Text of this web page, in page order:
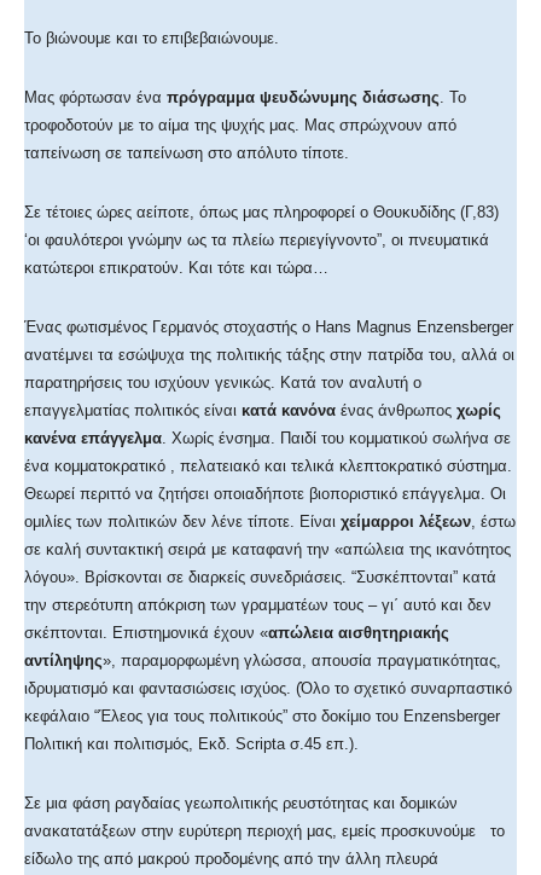
Το βιώνουμε και το επιβεβαιώνουμε.
Μας φόρτωσαν ένα πρόγραμμα ψευδώνυμης διάσωσης . Το
τροφοδοτούν με το αίμα της ψυχής μας. Μας σπρώχνουν από
ταπείνωση σε ταπείνωση στο απόλυτο τίποτε.
Σε τέτοιες ώρες αείποτε, όπως μας πληροφορεί ο Θουκυδίδης (Γ,83)
‘οι φαυλότεροι γνώμην ως τα πλείω περιεγίγνοντο”, οι πνευματικά
κατώτεροι επικρατούν. Και τότε και τώρα…
Ένας φωτισμένος Γερμανός στοχαστής ο Hans Magnus Enzensberger
ανατέμνει τα εσώψυχα της πολιτικής τάξης στην πατρίδα του, αλλά οι
παρατηρήσεις του ισχύουν γενικώς. Κατά τον αναλυτή ο
επαγγελματίας πολιτικός είναι κατά κανόνα ένας άνθρωπος χωρίς
κανένα επάγγελμα . Χωρίς ένσημα. Παιδί του κομματικού σωλήνα σε
ένα κομματοκρατικό , πελατειακό και τελικά κλεπτοκρατικό σύστημα.
Θεωρεί περιττό να ζητήσει οποιαδήποτε βιοποριστικό επάγγελμα. Οι
ομιλίες των πολιτικών δεν λένε τίποτε. Είναι χείμαρροι λέξεων , έστω
σε καλή συντακτική σειρά με καταφανή την «απώλεια της ικανότητος
λόγου». Βρίσκονται σε διαρκείς συνεδριάσεις. “Συσκέπτονται” κατά
την στερεότυπη απόκριση των γραμματέων τους – γι΄ αυτό και δεν
σκέπτονται. Επιστημονικά έχουν «απώλεια αισθητηριακής
αντίληψης», παραμορφωμένη γλώσσα, απουσία πραγματικότητας,
ιδρυματισμό και φαντασιώσεις ισχύος. (Όλο το σχετικό συναρπαστικό
κεφάλαιο “Έλεος για τους πολιτικούς” στο δοκίμιο του Enzensberger
Πολιτική και πολιτισμός, Εκδ. Scripta σ.45 επ.).
Σε μια φάση ραγδαίας γεωπολιτικής ρευστότητας και δομικών
ανακατατάξεων στην ευρύτερη περιοχή μας, εμείς προσκυνούμε το
είδωλο της από μακρού προδομένης από την άλλη πλευρά